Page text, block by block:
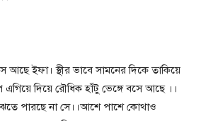
আছে ইফা। স্থীর ভাবে সামনের দিকে তাকিয়ে
দিয়ে রৌধিক হাঁটু ভেঙ্গে বসে আছে ।।
পারছে না সে।।আশে পাশে কোথাও